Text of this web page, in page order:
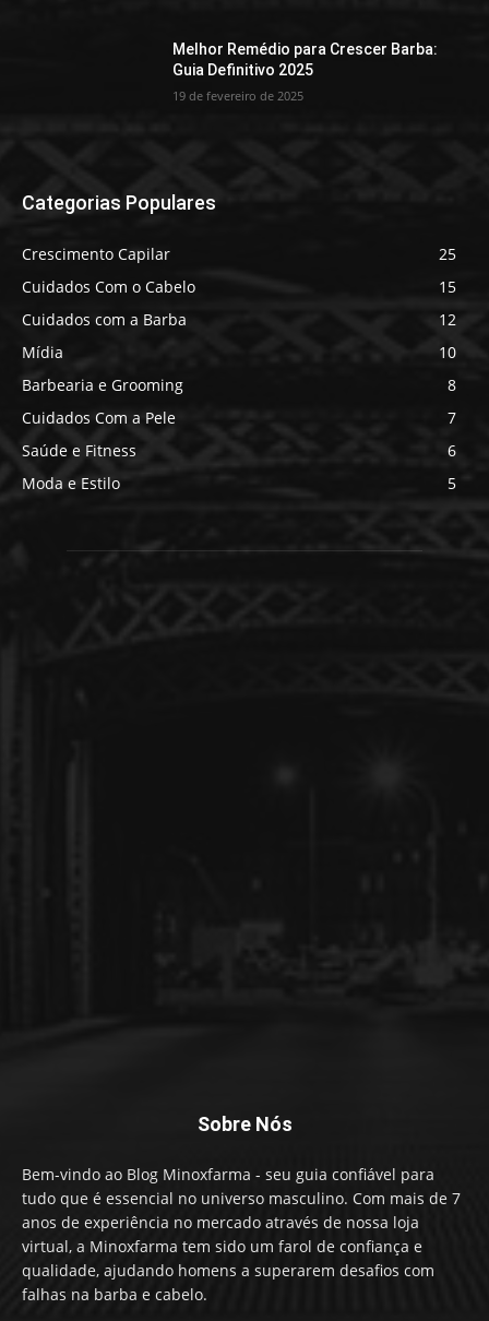
Melhor Remédio para Crescer Barba:
Guia Definitivo 2025
19 de fevereiro de 2025
Categorias Populares
Crescimento Capilar
25
Cuidados Com o Cabelo
15
Cuidados com a Barba
12
Mídia
10
Barbearia e Grooming
8
Cuidados Com a Pele
7
Saúde e Fitness
6
Moda e Estilo
5
Sobre Nós
Bem-vindo ao Blog Minoxfarma - seu guia confiável para
tudo que é essencial no universo masculino. Com mais de 7
anos de experiência no mercado através de nossa loja
virtual, a Minoxfarma tem sido um farol de confiança e
qualidade, ajudando homens a superarem desafios com
falhas na barba e cabelo.